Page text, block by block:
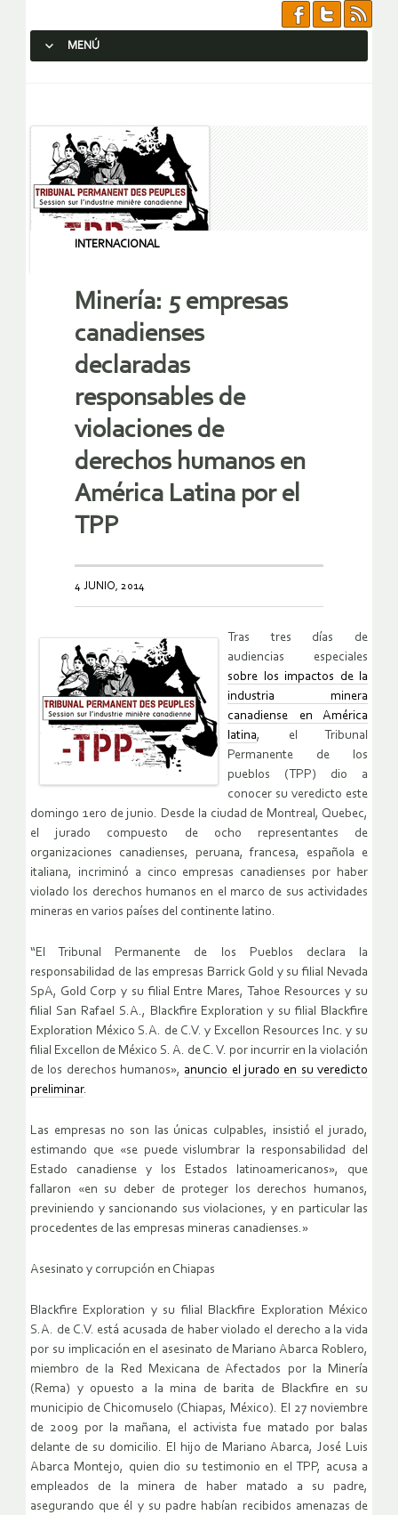
MENÚ
INTERNACIONAL
Minería: 5 empresas
canadienses
declaradas
responsables de
violaciones de
derechos humanos en
América Latina por el
TPP
4 JUNIO, 2014
Tras tres días de
audiencias especiales
sobre los impactos de la
industria minera
canadiense en América
latina, el Tribunal
Permanente de los
pueblos (TPP) dio a
conocer su veredicto este
domingo 1ero de junio. Desde la ciudad de Montreal, Quebec,
el jurado compuesto de ocho representantes de
organizaciones canadienses, peruana, francesa, española e
italiana, incriminó a cinco empresas canadienses por haber
violado los derechos humanos en el marco de sus actividades
mineras en varios países del continente latino.
“El Tribunal Permanente de los Pueblos declara la
responsabilidad de las empresas Barrick Gold y su filial Nevada
SpA, Gold Corp y su filial Entre Mares, Tahoe Resources y su
filial San Rafael S.A., Blackfire Exploration y su filial Blackfire
Exploration México S.A. de C.V. y Excellon Resources Inc. y su
filial Excellon de México S. A. de C. V. por incurrir en la violación
de los derechos humanos», anuncio el jurado en su veredicto
preliminar.
Las empresas no son las únicas culpables, insistió el jurado,
estimando que «se puede vislumbrar la responsabilidad del
Estado canadiense y los Estados latinoamericanos», que
fallaron «en su deber de proteger los derechos humanos,
previniendo y sancionando sus violaciones, y en particular las
procedentes de las empresas mineras canadienses.»
Asesinato y corrupción en Chiapas
Blackfire Exploration y su filial Blackfire Exploration México
S.A. de C.V. está acusada de haber violado el derecho a la vida
por su implicación en el asesinato de Mariano Abarca Roblero,
miembro de la Red Mexicana de Afectados por la Minería
(Rema) y opuesto a la mina de barita de Blackfire en su
municipio de Chicomuselo (Chiapas, México). El 27 noviembre
de 2009 por la mañana, el activista fue matado por balas
delante de su domicilio. El hijo de Mariano Abarca, José Luis
Abarca Montejo, quien dio su testimonio en el TPP, acusa a
empleados de la minera de haber matado a su padre,
asegurando que él y su padre habían recibidos amenazas de